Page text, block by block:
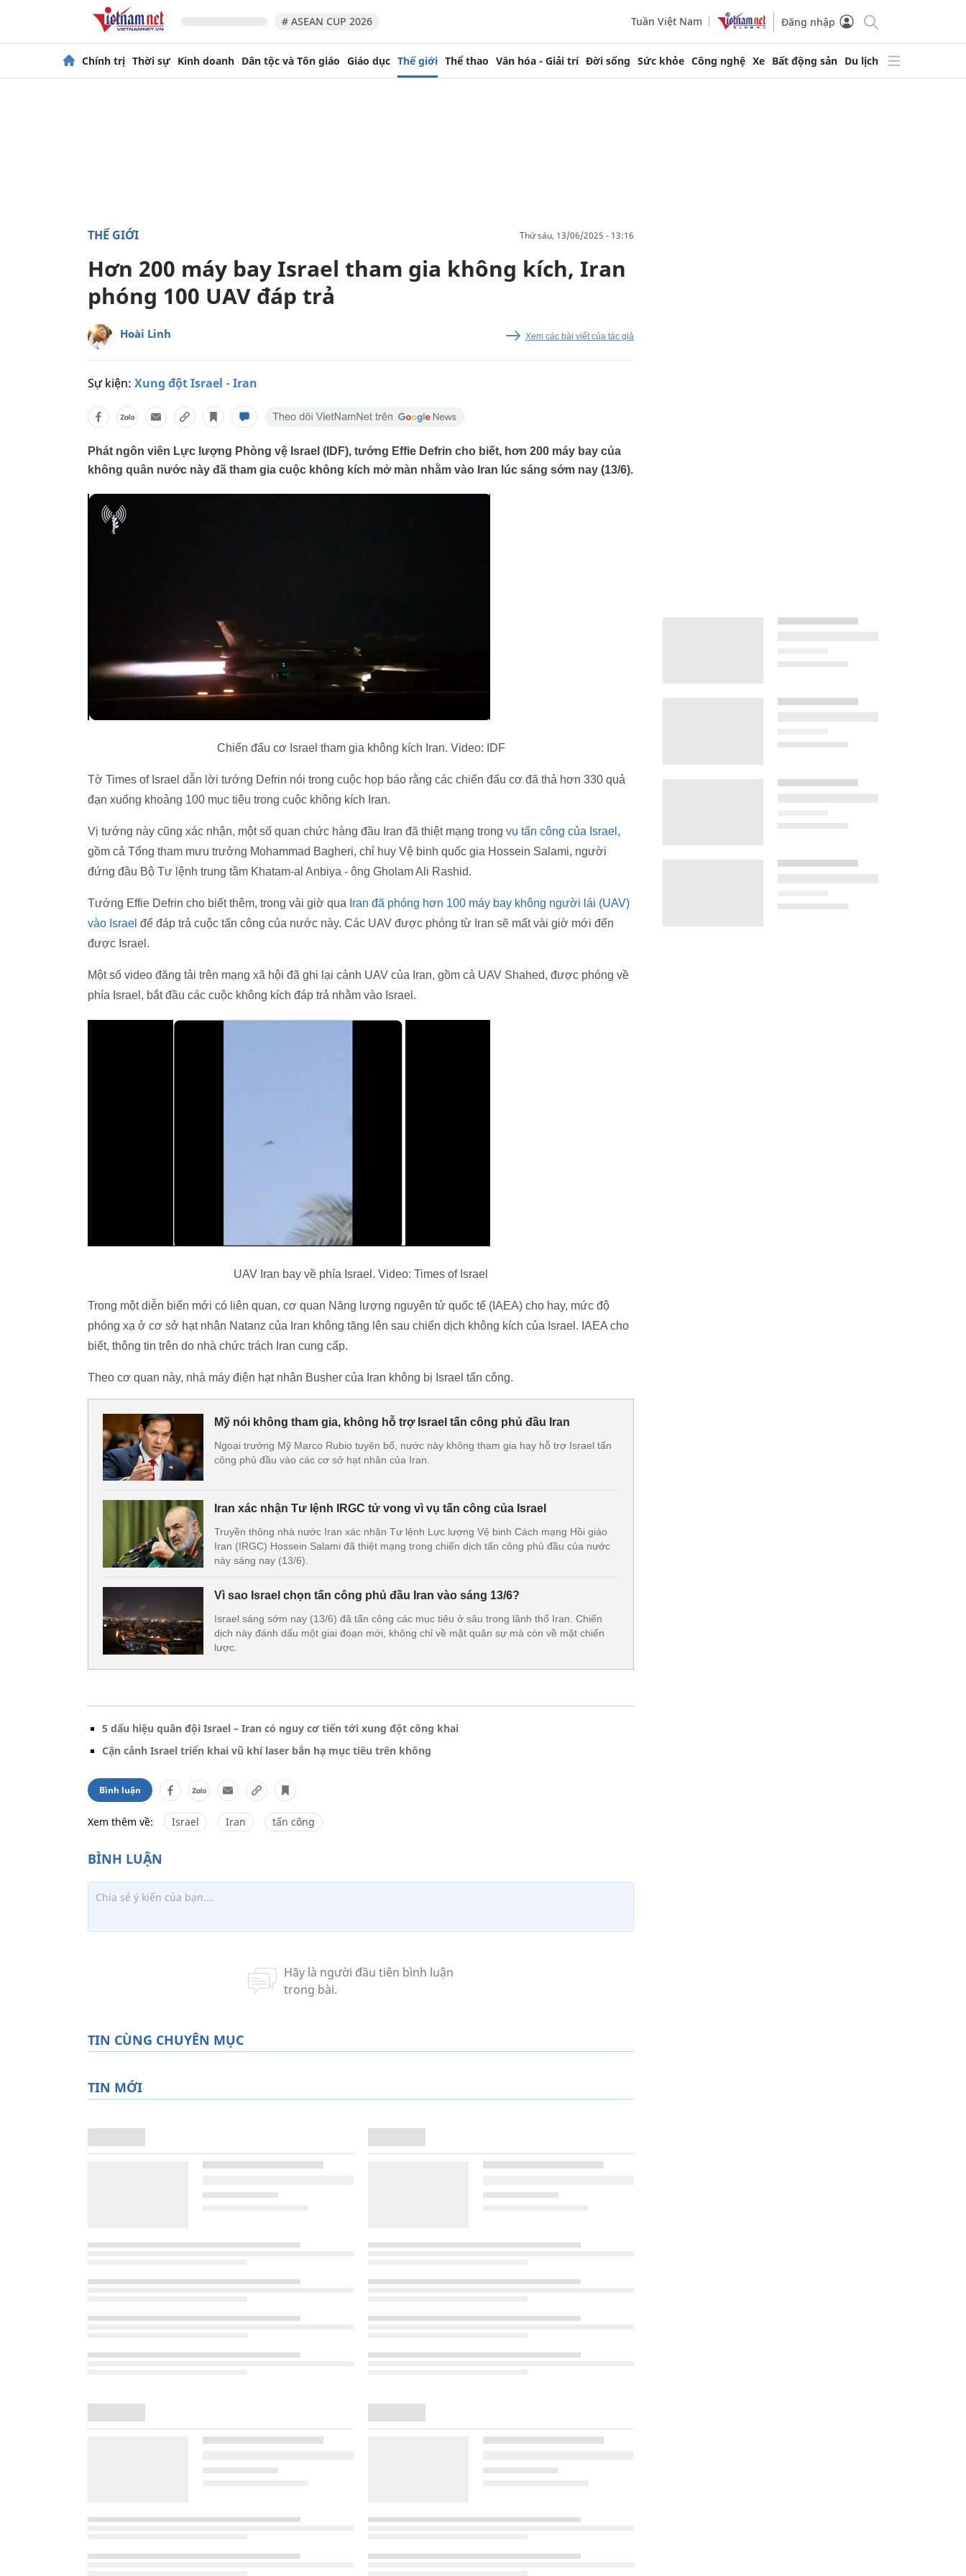
# ASEAN CUP 2026 Tuần Việt Nam Đăng nhập
Chính trị Thời sự Kinh doanh Dân tộc và Tôn giáo Giáo dục Thế giới Thể thao Văn hóa - Giải trí Đời sống Sức khỏe Công nghệ Xe Bất động sản Du lịch
THẾ GIỚI thứ sáu, 13/06/2025 - 13:16
Hơn 200 máy bay Israel tham gia không kích, Iran
phóng 100 UAV đáp trả
Hoài Linh Xem các bài viết của tác giả
Sự kiện: Xung đột Israel - Iran
Phát ngôn viên Lực lượng Phòng vệ Israel (IDF), tướng Effie Defrin cho biết, hơn 200 máy bay của
không quân nước này đã tham gia cuộc không kích mở màn nhằm vào Iran lúc sáng sớm nay (13/6).
Chiến đấu cơ Israel tham gia không kích Iran. Video: IDF
Tờ Times of Israel dẫn lời tướng Defrin nói trong cuộc họp báo rằng các chiến đấu cơ đã thả hơn 330 quả
đạn xuống khoảng 100 mục tiêu trong cuộc không kích Iran.
Vị tướng này cũng xác nhận, một số quan chức hàng đầu Iran đã thiệt mạng trong vụ tấn công của Israel ,
gồm cả Tổng tham mưu trưởng Mohammad Bagheri, chỉ huy Vệ binh quốc gia Hossein Salami, người
đứng đầu Bộ Tư lệnh trung tâm Khatam-al Anbiya - ông Gholam Ali Rashid.
Tướng Effie Defrin cho biết thêm, trong vài giờ qua Iran đã phóng hơn 100 máy bay không người lái (UAV)
vào Israel để đáp trả cuộc tấn công của nước này. Các UAV được phóng từ Iran sẽ mất vài giờ mới đến
được Israel.
Một số video đăng tải trên mạng xã hội đã ghi lại cảnh UAV của Iran, gồm cả UAV Shahed, được phóng về
phía Israel, bắt đầu các cuộc không kích đáp trả nhằm vào Israel.
UAV Iran bay về phía Israel. Video: Times of Israel
Trong một diễn biến mới có liên quan, cơ quan Năng lượng nguyên tử quốc tế (IAEA) cho hay, mức độ
phóng xạ ở cơ sở hạt nhân Natanz của Iran không tăng lên sau chiến dịch không kích của Israel. IAEA cho
biết, thông tin trên do nhà chức trách Iran cung cấp.
Theo cơ quan này, nhà máy điện hạt nhân Busher của Iran không bị Israel tấn công.
Mỹ nói không tham gia, không hỗ trợ Israel tấn công phủ đầu Iran
Ngoại trưởng Mỹ Marco Rubio tuyên bố, nước này không tham gia hay hỗ trợ Israel tấn
công phủ đầu vào các cơ sở hạt nhân của Iran.
Iran xác nhận Tư lệnh IRGC tử vong vì vụ tấn công của Israel
Truyền thông nhà nước Iran xác nhận Tư lệnh Lực lượng Vệ binh Cách mạng Hồi giáo
Iran (IRGC) Hossein Salami đã thiệt mạng trong chiến dịch tấn công phủ đầu của nước
này sáng nay (13/6).
Vì sao Israel chọn tấn công phủ đầu Iran vào sáng 13/6?
Israel sáng sớm nay (13/6) đã tấn công các mục tiêu ở sâu trong lãnh thổ Iran. Chiến
dịch này đánh dấu một giai đoạn mới, không chỉ về mặt quân sự mà còn về mặt chiến
lược.
5 dấu hiệu quân đội Israel – Iran có nguy cơ tiến tới xung đột công khai
Cận cảnh Israel triển khai vũ khí laser bắn hạ mục tiêu trên không
Bình luận
Xem thêm về: Israel Iran tấn công
TIN CÙNG CHUYÊN MỤC
TIN MỚI